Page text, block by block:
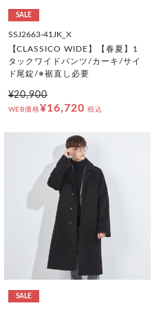
SALE
SSJ2663-41JK_X
【CLASSICO WIDE】【春夏】1
タックワイドパンツ/カーキ/サイ
ド尾錠/※裾直し必要
¥20,900
WEB価格¥16,720 税込
SALE